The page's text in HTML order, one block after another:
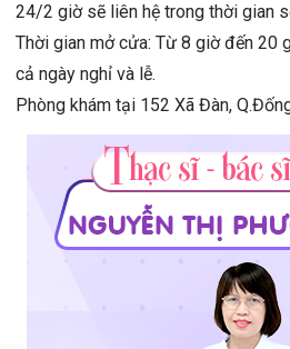
24/2 giờ sẽ liên hệ trong thời gian
Thời gian mở cửa: Từ 8 giờ đến 20
cả ngày nghỉ và lễ.
Phòng khám tại 152 Xã Đàn,